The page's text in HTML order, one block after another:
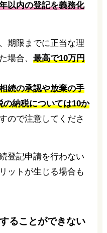
以内の登記を義務化
期限までに正当な理
場合、 最高で10万円
続の承認や放棄の手
の納税については10か
ので注意してくださ
登記申請を行わない
ットが生じる場合も
ることができない